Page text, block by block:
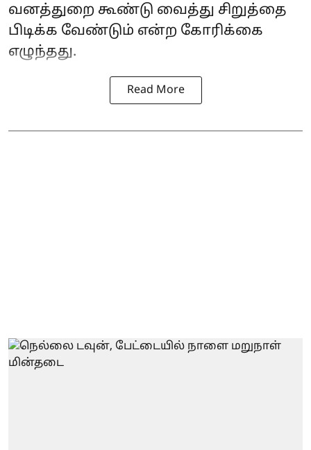
வனத்துறை கூண்டு வைத்து சிறுத்தை
பிடிக்க வேண்டும் என்ற கோரிக்கை
எழுந்தது.
Read More